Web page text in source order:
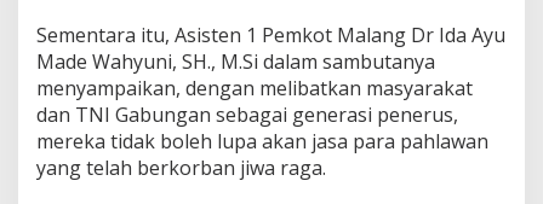
t
e
r
a
n
Sementara itu, Asisten 1 Pemkot Malang Dr Ida Ayu
Made Wahyuni, SH., M.Si dalam sambutanya
menyampaikan, dengan melibatkan masyarakat
dan TNI Gabungan sebagai generasi penerus,
mereka tidak boleh lupa akan jasa para pahlawan
yang telah berkorban jiwa raga.